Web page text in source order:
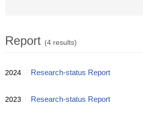
Report (4 results)
2024 Research-status Report
2023 Research-status Report